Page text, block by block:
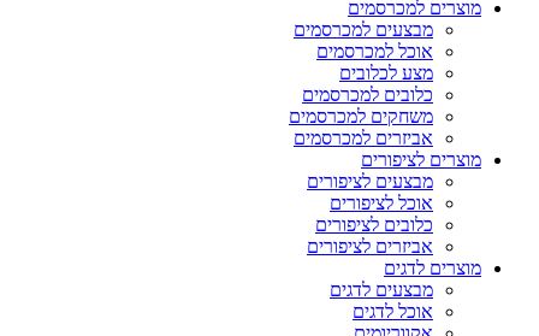
מוצרים למכרסמים
מבצעים למכרסמים
אוכל למכרסמים
מצע לכלובים
כלובים למכרסמים
משחקים למכרסמים
אביזרים למכרסמים
מוצרים לציפורים
מבצעים לציפורים
אוכל לציפורים
כלובים לציפורים
אביזרים לציפורים
מוצרים לדגים
מבצעים לדגים
אוכל לדגים